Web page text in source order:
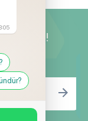
olun!